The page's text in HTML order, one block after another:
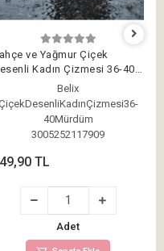
ve Yağmur Çiçek
Kadın Çizmesi 36-40
Belix
40Mürdüm
3005252117909
TL
Adet